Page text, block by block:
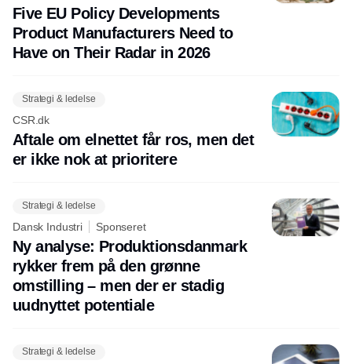
Five EU Policy Developments
Product Manufacturers Need to
Have on Their Radar in 2026
Strategi & ledelse
CSR.dk
Aftale om elnettet får ros, men det
er ikke nok at prioritere
Strategi & ledelse
Dansk Industri Sponseret
Ny analyse: Produktionsdanmark
rykker frem på den grønne
omstilling – men der er stadig
uudnyttet potentiale
Strategi & ledelse